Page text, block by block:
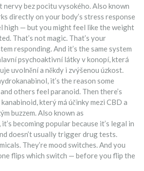
nervy bez pocitu vysokého. Also known
directly on your body’s stress response
high — but you might feel like the weight
That’s not magic. That’s your
responding. And it’s the same system
psychoaktivní látky v konopí, která
uvolnění a někdy i zvýšenou úzkost.
, it’s the reason some
others feel paranoid. Then there’s
který má účinky mezi CBD a
buzzem. Also known as
, it’s becoming popular because it’s legal in
doesn’t usually trigger drug tests.
They’re mood switches. And you
flips which switch — before you flip the